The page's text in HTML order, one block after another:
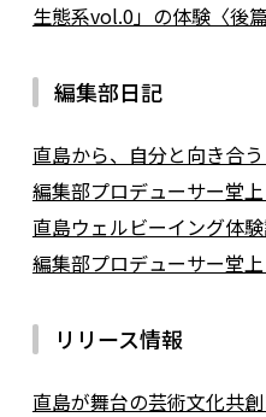
生態系vol.0」の体験〈後篇
編集部日記
直島から、自分と向き合
編集部プロデューサー堂
直島ウェルビーイング体
編集部プロデューサー堂
リリース情報
直島が舞台の芸術文化共